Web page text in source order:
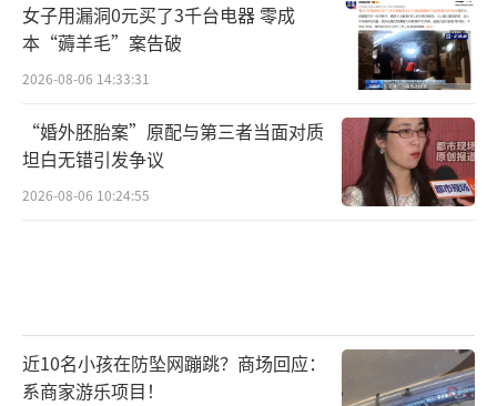
女子用漏洞0元买了3千台电器 零成
本“薅羊毛”案告破
2026-08-06 14:33:31
“婚外胚胎案”原配与第三者当面对质
坦白无错引发争议
2026-08-06 10:24:55
近10名小孩在防坠网蹦跳？商场回应：
系商家游乐项目！